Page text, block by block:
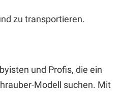
zu transportieren.
und Profis, die ein
Modell suchen. Mit